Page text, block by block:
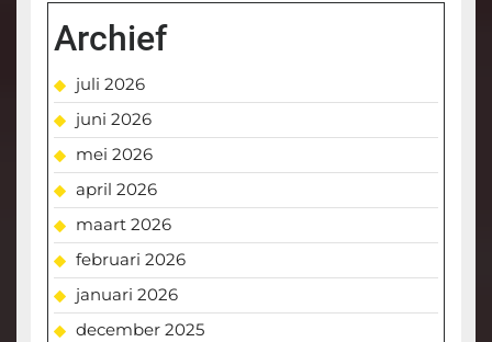
Archief
juli 2026
juni 2026
mei 2026
april 2026
maart 2026
februari 2026
januari 2026
december 2025